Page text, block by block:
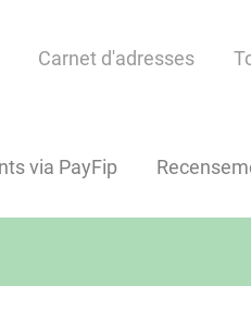
Carnet d'adresses
via PayFip